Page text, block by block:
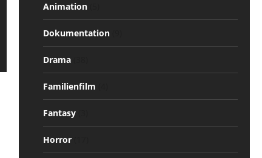
Animation(5)
Dokumentation(9)
Drama(38)
Familienfilm
Fantasy(3)
Horror(17)